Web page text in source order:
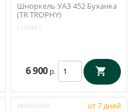
Шноркель УАЗ 452 Буханка
(TR TROPHY)
1109867
6 900 р.
УМ0026066 от 7 дней